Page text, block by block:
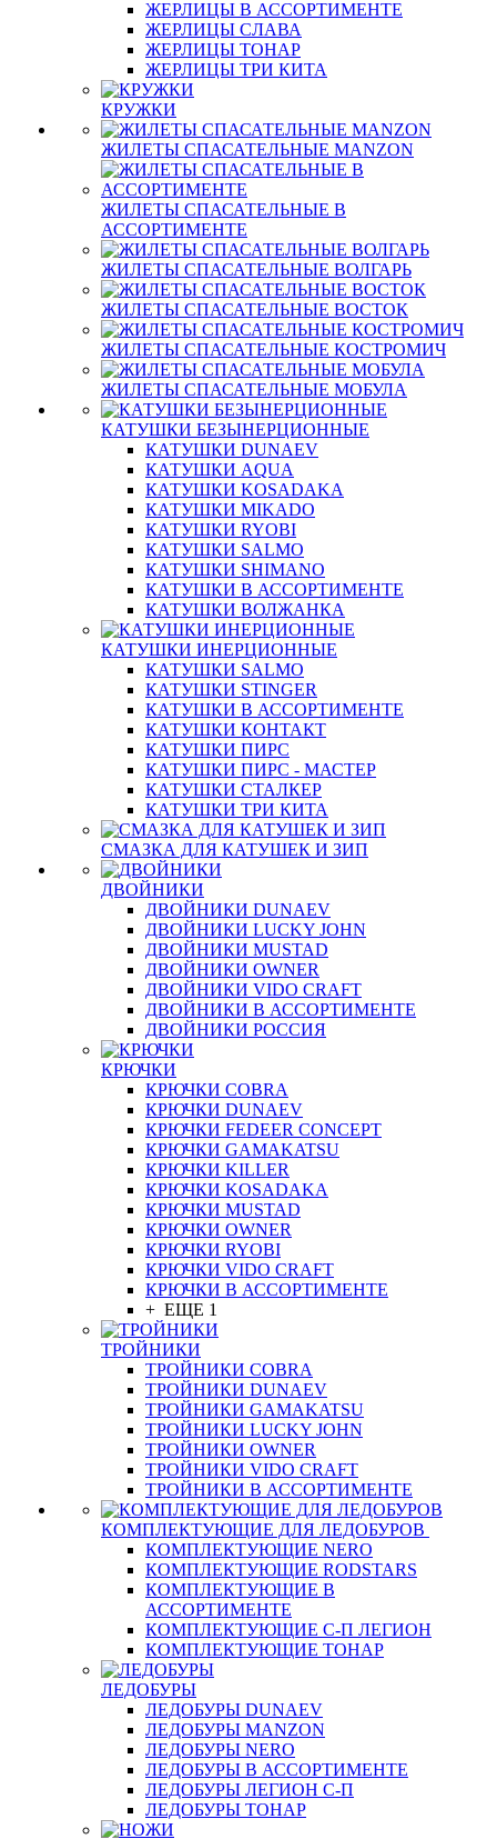
ЖЕРЛИЦЫ В АССОРТИМЕНТЕ
ЖЕРЛИЦЫ СЛАВА
ЖЕРЛИЦЫ ТОНАР
ЖЕРЛИЦЫ ТРИ КИТА
КРУЖКИ
ЖИЛЕТЫ СПАСАТЕЛЬНЫЕ MANZON
ЖИЛЕТЫ СПАСАТЕЛЬНЫЕ В
АССОРТИМЕНТЕ
ЖИЛЕТЫ СПАСАТЕЛЬНЫЕ ВОЛГАРЬ
ЖИЛЕТЫ СПАСАТЕЛЬНЫЕ ВОСТОК
ЖИЛЕТЫ СПАСАТЕЛЬНЫЕ КОСТРОМИЧ
ЖИЛЕТЫ СПАСАТЕЛЬНЫЕ МОБУЛА
КАТУШКИ БЕЗЫНЕРЦИОННЫЕ
КАТУШКИ DUNAEV
КАТУШКИ AQUA
КАТУШКИ KOSADAKA
КАТУШКИ MIKADO
КАТУШКИ RYOBI
КАТУШКИ SALMO
КАТУШКИ SHIMANO
КАТУШКИ В АССОРТИМЕНТЕ
КАТУШКИ ВОЛЖАНКА
КАТУШКИ ИНЕРЦИОННЫЕ
КАТУШКИ SALMO
КАТУШКИ STINGER
КАТУШКИ В АССОРТИМЕНТЕ
КАТУШКИ КОНТАКТ
КАТУШКИ ПИРС
КАТУШКИ ПИРС - МАСТЕР
КАТУШКИ СТАЛКЕР
КАТУШКИ ТРИ КИТА
СМАЗКА ДЛЯ КАТУШЕК И ЗИП
ДВОЙНИКИ
ДВОЙНИКИ DUNAEV
ДВОЙНИКИ LUCKY JOHN
ДВОЙНИКИ MUSTAD
ДВОЙНИКИ OWNER
ДВОЙНИКИ VIDO CRAFT
ДВОЙНИКИ В АССОРТИМЕНТЕ
ДВОЙНИКИ РОССИЯ
КРЮЧКИ
КРЮЧКИ COBRA
КРЮЧКИ DUNAEV
КРЮЧКИ FEDEER CONCEPT
КРЮЧКИ GAMAKATSU
КРЮЧКИ KILLER
КРЮЧКИ KOSADAKA
КРЮЧКИ MUSTAD
КРЮЧКИ OWNER
КРЮЧКИ RYOBI
КРЮЧКИ VIDO CRAFT
КРЮЧКИ В АССОРТИМЕНТЕ
+ ЕЩЕ 1
ТРОЙНИКИ
ТРОЙНИКИ COBRA
ТРОЙНИКИ DUNAEV
ТРОЙНИКИ GAMAKATSU
ТРОЙНИКИ LUCKY JOHN
ТРОЙНИКИ OWNER
ТРОЙНИКИ VIDO CRAFT
ТРОЙНИКИ В АССОРТИМЕНТЕ
КОМПЛЕКТУЮЩИЕ ДЛЯ ЛЕДОБУРОВ
КОМПЛЕКТУЮЩИЕ NERO
КОМПЛЕКТУЮЩИЕ RODSTARS
КОМПЛЕКТУЮЩИЕ В
АССОРТИМЕНТЕ
КОМПЛЕКТУЮЩИЕ С-П ЛЕГИОН
КОМПЛЕКТУЮЩИЕ ТОНАР
ЛЕДОБУРЫ
ЛЕДОБУРЫ DUNAEV
ЛЕДОБУРЫ MANZON
ЛЕДОБУРЫ NERO
ЛЕДОБУРЫ В АССОРТИМЕНТЕ
ЛЕДОБУРЫ ЛЕГИОН С-П
ЛЕДОБУРЫ ТОНАР